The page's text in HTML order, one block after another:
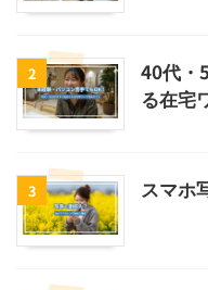
2
40代・
る在宅
3 スマホ